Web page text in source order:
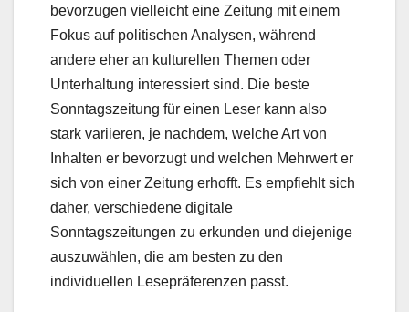
bevorzugen vielleicht eine Zeitung mit einem
Fokus auf politischen Analysen, während
andere eher an kulturellen Themen oder
Unterhaltung interessiert sind. Die beste
Sonntagszeitung für einen Leser kann also
stark variieren, je nachdem, welche Art von
Inhalten er bevorzugt und welchen Mehrwert er
sich von einer Zeitung erhofft. Es empfiehlt sich
daher, verschiedene digitale
Sonntagszeitungen zu erkunden und diejenige
auszuwählen, die am besten zu den
individuellen Lesepräferenzen passt.